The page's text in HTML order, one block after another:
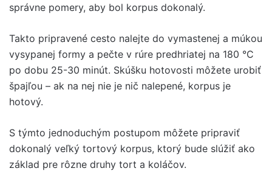
správne pomery, aby bol korpus dokonalý.
Takto pripravené cesto nalejte do vymastenej a múkou
vysypanej formy a pečte v rúre predhriatej na 180 °C
po dobu 25-30 minút. Skúšku hotovosti môžete urobiť
špajľou – ak na nej nie je nič nalepené, korpus je
hotový.
S týmto jednoduchým postupom môžete pripraviť
dokonalý veľký tortový korpus, ktorý bude slúžiť ako
základ pre rôzne druhy tort a koláčov.